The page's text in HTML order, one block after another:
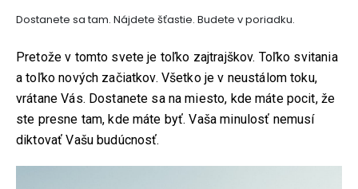
Dostanete sa tam. Nájdete šťastie. Budete v poriadku.
Pretože v tomto svete je toľko zajtrajškov. Toľko svitania
a toľko nových začiatkov. Všetko je v neustálom toku,
vrátane Vás. Dostanete sa na miesto, kde máte pocit, že
ste presne tam, kde máte byť. Vaša minulosť nemusí
diktovať Vašu budúcnosť.